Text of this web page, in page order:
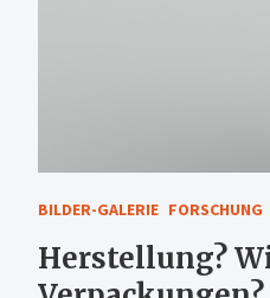
BILDER-GALERIE FORSCHUNG
Herstellung?